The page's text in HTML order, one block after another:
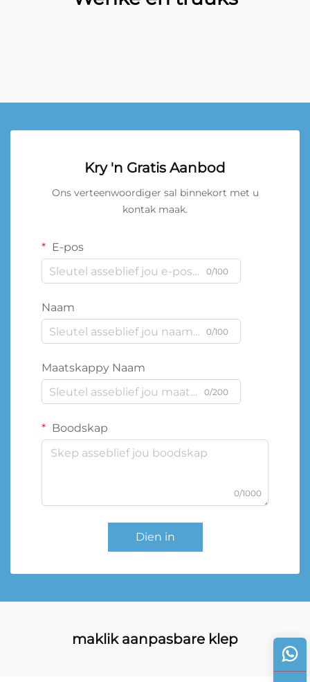
Kry 'n Gratis Aanbod
Ons verteenwoordiger sal binnekort met u
kontak maak.
E-pos
0/100
Naam
0/100
Maatskappy Naam
0/200
Boodskap
0/1000
Dien in
maklik aanpasbare klep